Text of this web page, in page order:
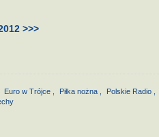
>>>
Euro w Trójce Piłka nożna Polskie Radio